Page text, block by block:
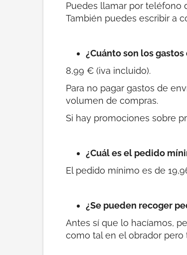
Puedes llamar por teléfono
También puedes escribir a
¿Cuánto son los gastos
8,99 € (iva incluido).
Para no pagar gastos de
volumen de compras.
Si hay promociones sobre
¿Cuál es el pedido
El pedido mínimo es de
¿Se pueden recoger
Antes sí que lo hacíamos,
como tal en el obrador pero